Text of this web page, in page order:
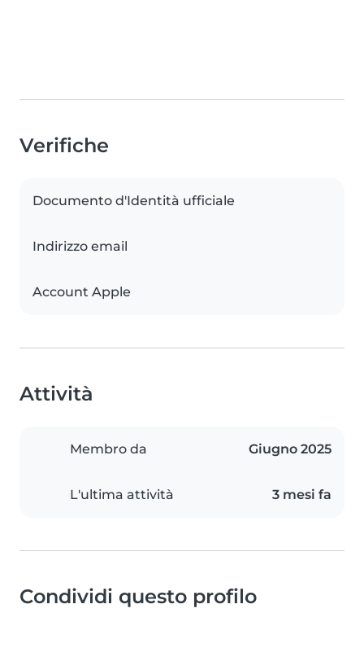
Verifiche
Documento d'Identità ufficiale
Indirizzo email
Account Apple
Attività
Membro da Giugno 2025
L'ultima attività 3 mesi fa
Condividi questo profilo